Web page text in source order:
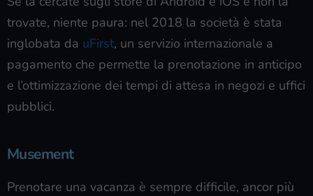
trovate, niente paura: nel 2018 la società è stata
inglobata da uFirst, un servizio internazionale a
pagamento che permette la prenotazione in anticipo
e l’ottimizzazione dei tempi di attesa in negozi e uffici
pubblici.
Musement
Prenotare una vacanza è sempre difficile, ancor più